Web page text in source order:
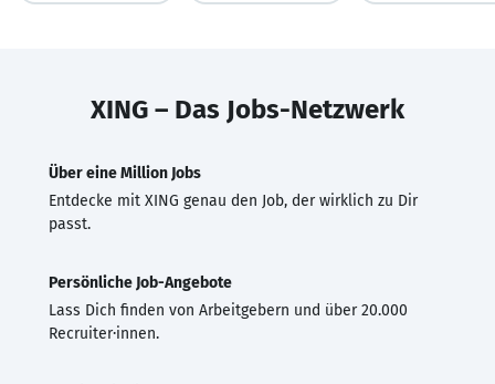
XING – Das Jobs-Netzwerk
Über eine Million Jobs
Entdecke mit XING genau den Job, der wirklich zu Dir
passt.
Persönliche Job-Angebote
Lass Dich finden von Arbeitgebern und über 20.000
Recruiter·innen.